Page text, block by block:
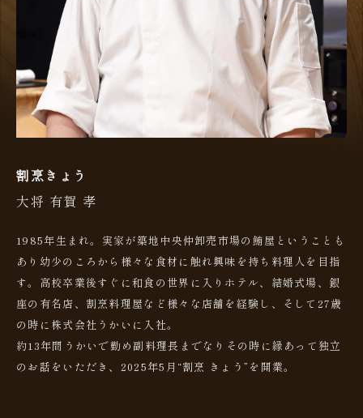
割烹きょう
大将 有賀 孝
1985年生まれ。実家が築地中央仲卸売市場の鮪屋ということも
あり幼少のころから様々な食材に触れ興味を持ち料理人を目指
す。高校卒業後すぐに和食の世界に入りホテル、結婚式場、銀
座の有名店、割烹料理屋など様々な店舗を経験し、そして27歳
の時に株式会社うかいに入社。
約13年間うかいで勤め副料理長までなりその時に縁あって独立
のお話をいただき、2025年5月“割烹 きょう”を開業。